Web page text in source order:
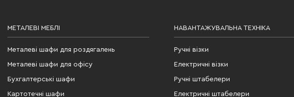
МЕТАЛЕВІ МЕБЛІ
Металеві шафи для роздягалень
Металеві шафи для офісу
Бухгалтерські шафи
Картотечні шафи
НАВАНТАЖУВАЛЬНА ТЕХНІКА
Ручні візки
Електричні візки
Ручні штабелери
Електричні штабелери